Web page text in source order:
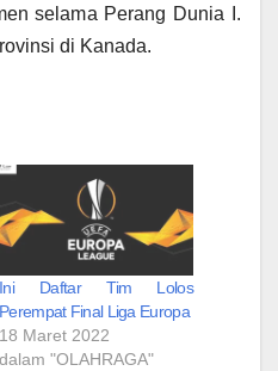
selama Perang Dunia I.
di Kanada.
Ini Daftar Tim Lolos
Perempat Final Liga Europa
18 Maret 2022
dalam "OLAHRAGA"